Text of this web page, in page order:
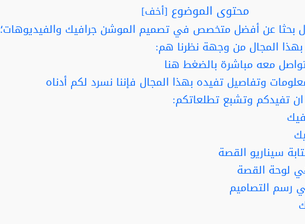
محتوى الموضوع [أخف]
بحثا عن أفضل متخصص في تصميم الموشن جرافيك والفيديوهات؛
المجال من وجهة نظرنا هم:
معه مباشرة بالضغط هنا
وتفاصيل تفيده بهذا المجال فإننا نسرد لكم أدناه
ان تفيدكم وتشبع تطلعاتكم:
سيناريو القصة
لوحة القصة
رسم التصاميم